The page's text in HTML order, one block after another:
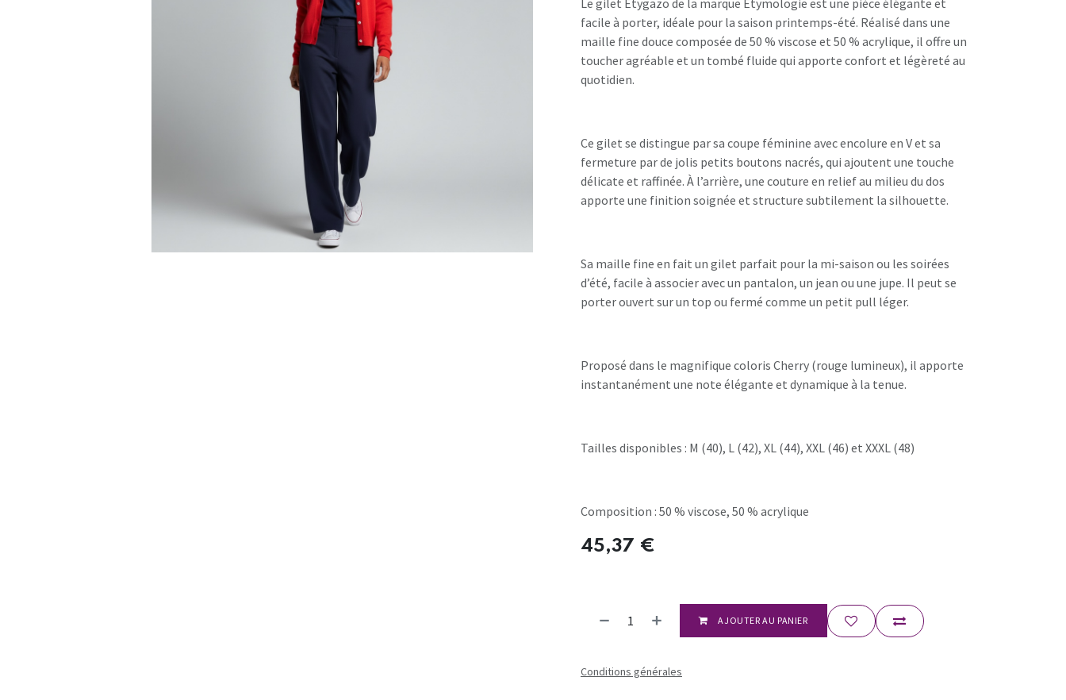
Le gilet Étygazo de la marque Étymologie est une pièce élégante et
facile à porter, idéale pour la saison printemps-été. Réalisé dans une
maille fine douce composée de 50 % viscose et 50 % acrylique, il offre un
toucher agréable et un tombé fluide qui apporte confort et légèreté au
quotidien.
Ce gilet se distingue par sa coupe féminine avec encolure en V et sa
fermeture par de jolis petits boutons nacrés, qui ajoutent une touche
délicate et raffinée. À l’arrière, une couture en relief au milieu du dos
apporte une finition soignée et structure subtilement la silhouette.
Sa maille fine en fait un gilet parfait pour la mi-saison ou les soirées
d’été, facile à associer avec un pantalon, un jean ou une jupe. Il peut se
porter ouvert sur un top ou fermé comme un petit pull léger.
Proposé dans le magnifique coloris Cherry (rouge lumineux), il apporte
instantanément une note élégante et dynamique à la tenue.
Tailles disponibles : M (40), L (42), XL (44), XXL (46) et XXXL (48)
Composition : 50 % viscose, 50 % acrylique
45,37 €
AJOUTER AU PANIER
Conditions générales